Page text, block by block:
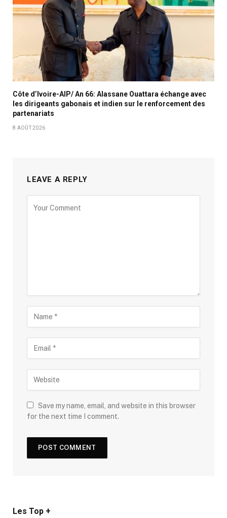
Côte d’Ivoire-AIP/ An 66: Alassane Ouattara échange avec
les dirigeants gabonais et indien sur le renforcement des
partenariats
8 AOÛT 2026
LEAVE A REPLY
Save my name, email, and website in this browser
for the next time I comment.
Les Top +